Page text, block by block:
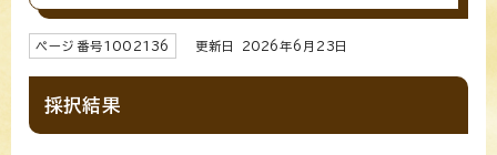
ページ番号1002136 更新日 2026年6月 23 日
採択結果